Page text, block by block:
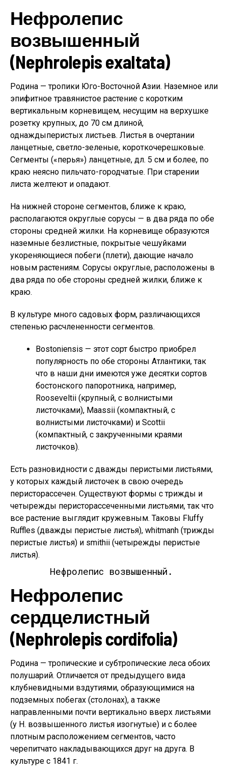
Нефролепис
возвышенный
(Nephrolepis exaltata)
Родина — тропики Юго-Восточной Азии. Наземное или
эпифитное травянистое растение с коротким
вертикальным корневищем, несущим на верхушке
розетку крупных, до 70 см длиной,
однаждыперистых листьев. Листья в очертании
ланцетные, светло-зеленые, короткочерешковые.
Сегменты («перья») ланцетные, дл. 5 см и более, по
краю неясно пильчато-городчатые. При старении
листа желтеют и опадают.
На нижней стороне сегментов, ближе к краю,
располагаются округлые сорусы — в два ряда по обе
стороны средней жилки. На корневище образуются
наземные безлистные, покрытые чешуйками
укореняющиеся побеги (плети), дающие начало
новым растениям. Сорусы округлые, расположены в
два ряда по обе стороны средней жилки, ближе к
краю.
В культуре много садовых форм, различающихся
степенью расчлененности сегментов.
Bostoniensis — этот сорт быстро приобрел
популярность по обе стороны Атлантики, так
что в наши дни имеются уже десятки сортов
бостонского папоротника, например,
Rooseveltii (крупный, с волнистыми
листочками), Maassii (компактный, с
волнистыми листочками) и Scottii
(компактный, с закрученными краями
листочков).
Есть разновидности с дважды перистыми листьями,
у которых каждый листочек в свою очередь
перисторассечен. Существуют формы с трижды и
четырежды перисторассеченными листьями, так что
все растение выглядит кружевным. Таковы Fluffy
Ruffles (дважды перистые листья), whitmanh (трижды
перистые листья) и smithii (четырежды перистые
листья).
Нефролепис возвышенный.
Нефролепис
сердцелистный
(Nephrolepis cordifolia)
Родина — тропические и субтропические леса обоих
полушарий. Отличается от предыдущего вида
клубневидными вздутиями, образующимися на
подземных побегах (столонах), а также
направленными почти вертикально вверх листьями
(у Н. возвышенного листья изогнутые) и с более
плотным расположением сегментов, часто
черепитчато накладывающихся друг на друга. В
культуре с 1841 г.